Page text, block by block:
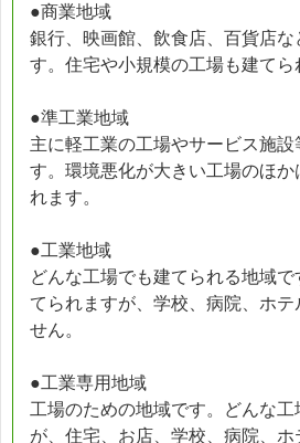
●商業地域
銀行、映画館、飲食店、百貨店
す。住宅や小規模の工場も建てら
●準工業地域
主に軽工業の工場やサービス施
す。環境悪化が大きい工場のほか
れます。
●工業地域
どんな工場でも建てられる地域
てられますが、学校、病院、ホテ
せん。
●工業専用地域
工場のための地域です。どんな
が、住宅、お店、学校、病院、